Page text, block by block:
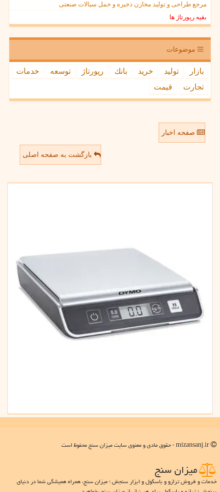
مرجع طراحی و تولید مخازن ذخیره و حمل سیالات صنعتی
بقیه رپورتاژ ها
موضوعات
بازار تولید خرید بانك رپورتاژ توسعه
خدمات
تجارت
قیمت
صفحه اخبار
بازگشت به صفحه اصلی
میزان سنج
خدمات و فروش ترازو و باسکول و ابزار سنجش ؛ میزان سنج، همراه همیشگی شما در دنیای